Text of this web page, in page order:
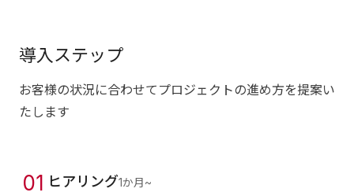
導入ステップ
お客様の状況に合わせてプロジェクトの進め方を提案い
たします
01 ヒアリング1か月~